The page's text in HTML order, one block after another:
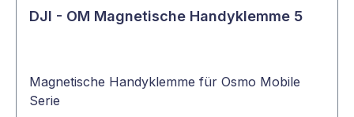
DJI - OM Magnetische Handyklemme 5
Magnetische Handyklemme für Osmo Mobile
Serie